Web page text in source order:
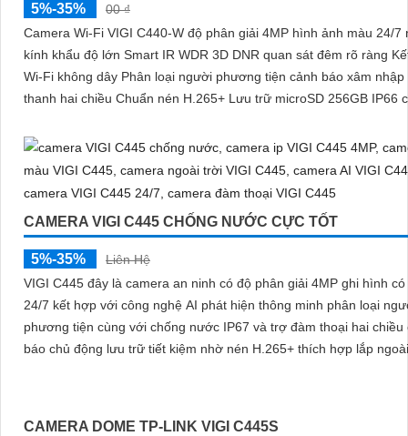
5%-35%
00 ₫
Camera Wi-Fi VIGI C440-W độ phân giải 4MP hình ảnh màu 24/7
kính khẩu độ lớn Smart IR WDR 3D DNR quan sát đêm rõ ràng
Wi-Fi không dây Phân loại người phương tiện cảnh báo xâm nhập
thanh hai chiều Chuẩn nén H.265+ Lưu trữ microSD 256GB IP66
CAMERA VIGI C445 CHỐNG NƯỚC CỰC TỐT
5%-35%
Liên Hệ
VIGI C445 đây là camera an ninh có độ phân giải 4MP ghi hình
24/7 kết hợp với công nghệ AI phát hiện thông minh phân loại
phương tiện cùng với chống nước IP67 và trợ đàm thoại hai chiều
báo chủ động lưu trữ tiết kiệm nhờ nén H.265+ thích hợp lắp
CAMERA DOME TP-LINK VIGI C445S